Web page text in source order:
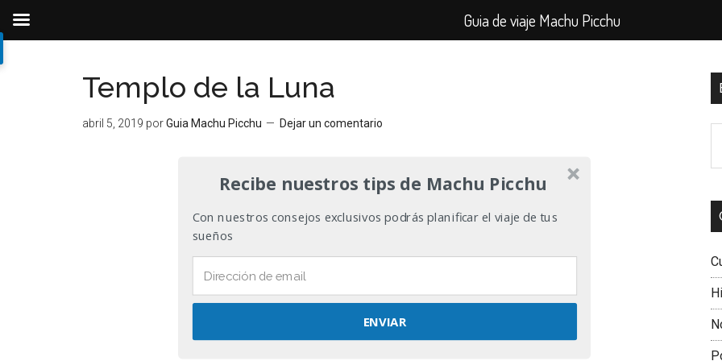
alaal
Templo de la Luna
abril 5, 2019 porGuia Machu Picchu Dejar un comentario
Recibe nuestros tips de Machu Picchu
Con nuestros consejos exclusivos podrás planificar el viaje de tus
sueños
ENVIAR
Guia de viaje Machu Picchu